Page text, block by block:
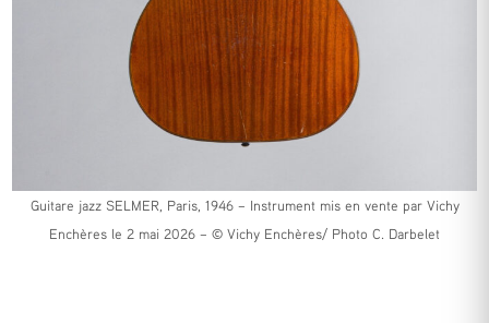
Guitare jazz SELMER, Paris, 1946 – Instrument mis en vente par Vichy
Enchères le 2 mai 2026 – © Vichy Enchères/ Photo C. Darbelet